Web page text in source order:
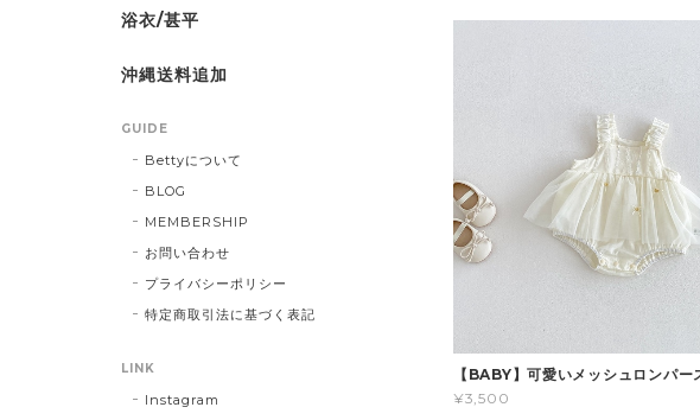
【BABY】可愛いメッシュロンパー
¥3,500
浴衣/甚平
沖縄送料追加
GUIDE
Bettyについて
BLOG
MEMBERSHIP
お問い合わせ
プライバシーポリシー
特定商取引法に基づく表記
LINK
Instagram